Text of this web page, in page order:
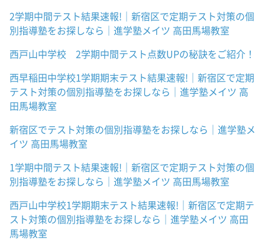
2学期中間テスト結果速報!｜新宿区で定期テスト対策の個
別指導塾をお探しなら｜進学塾メイツ 高田馬場教室
西戸山中学校 2学期中間テスト点数UPの秘訣をご紹介！
西早稲田中学校1学期期末テスト結果速報!｜新宿区で定期
テスト対策の個別指導塾をお探しなら｜進学塾メイツ 高
田馬場教室
新宿区でテスト対策の個別指導塾をお探しなら｜進学塾メ
イツ 高田馬場教室
1学期中間テスト結果速報!｜新宿区で定期テスト対策の個
別指導塾をお探しなら｜進学塾メイツ 高田馬場教室
西戸山中学校1学期期末テスト結果速報!｜新宿区で定期テ
スト対策の個別指導塾をお探しなら｜進学塾メイツ 高田
馬場教室